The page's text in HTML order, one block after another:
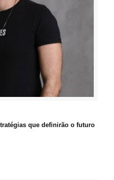
que definirão o futuro